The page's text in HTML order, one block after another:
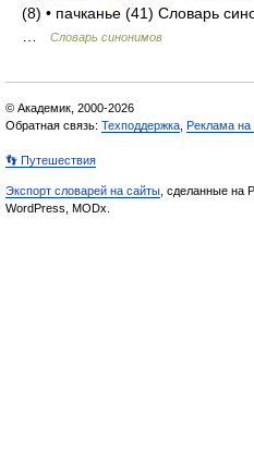
(8) • пачканье (41) Словарь
Словарь синонимов
© Академик, 2000-2026
Обратная связь: Техподдержка Реклама на
👣 Путешествия
Экспорт словарей на сайты , сделанные на
WordPress, MODx.